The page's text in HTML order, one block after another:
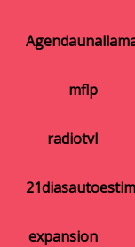
mflp
radiotvl
expansion